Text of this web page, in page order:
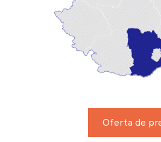
Oferta de